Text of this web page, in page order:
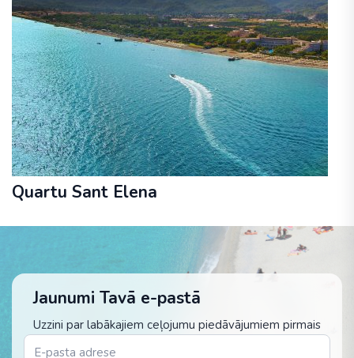
Quartu Sant Elena
Jaunumi Tavā e-pastā
Uzzini par labākajiem ceļojumu piedāvājumiem pirmais